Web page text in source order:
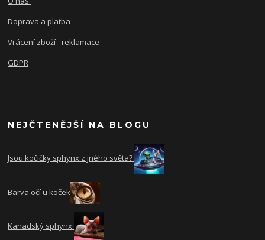
Doprava a platba
Vrácení zboží - reklamace
GDPR
NEJČTENĚJŠÍ NA BLOGU
Jsou kočičky sphynx z jného světa?
Barva očí u koček
Kanadský sphynx